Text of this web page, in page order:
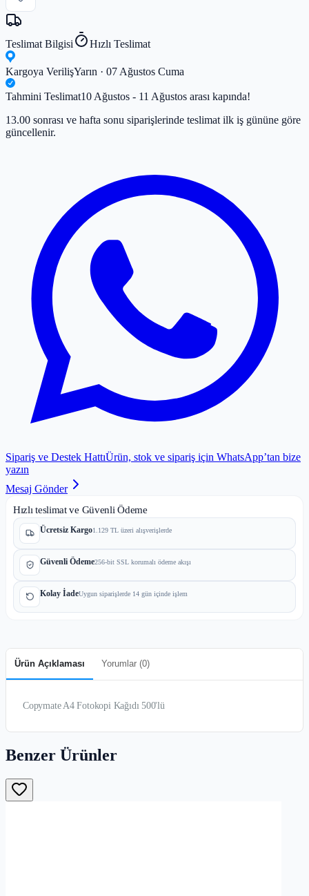
Teslimat Bilgisi Hızlı Teslimat
Kargoya VerilişYarın · 07 Ağustos Cuma
Tahmini Teslimat10 Ağustos - 11 Ağustos arası kapında!
13.00 sonrası ve hafta sonu siparişlerinde teslimat ilk iş gününe göre
güncellenir.
Sipariş ve Destek HattıÜrün, stok ve sipariş için WhatsApp’tan bize
yazın
Mesaj Gönder
Hızlı teslimat ve Güvenli Ödeme
Ücretsiz Kargo1.129 TL üzeri alışverişlerde
Güvenli Ödeme256-bit SSL korumalı ödeme akışı
Kolay İadeUygun siparişlerde 14 gün içinde işlem
Ürün Açıklaması Yorumlar (0)
Copymate A4 Fotokopi Kağıdı 500'lü
Benzer Ürünler